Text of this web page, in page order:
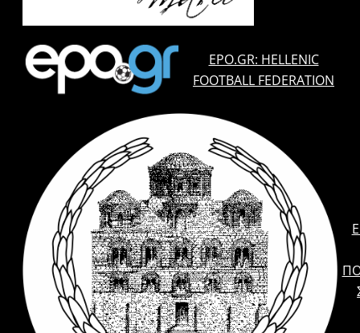
EPO.GR: HELLENIC
FOOTBALL FEDERATION